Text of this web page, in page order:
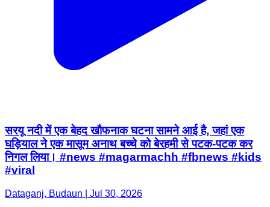
सरयू नदी में एक बेहद खौफनाक घटना सामने आई है, जहां एक
घड़ियाल ने एक मासूम अनाथ बच्चे को बेरहमी से पटक-पटक कर
निगल लिया। #news #magarmachh #fbnews #kids
#viral
Dataganj, Budaun | Jul 30, 2026